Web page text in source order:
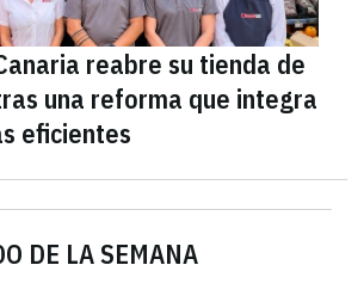
DE LA SEMANA
reabre su tienda de
una reforma que integra
eficientes